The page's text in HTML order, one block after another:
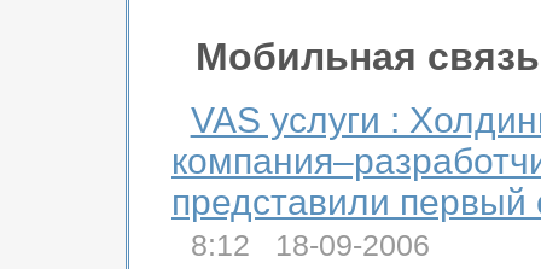
Мобильная связь
VAS услуги :
представили первый
8:12 18-09-2006